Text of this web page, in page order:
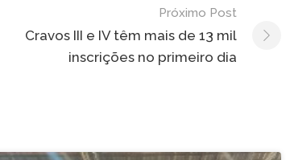
Próximo Post
Cravos III e IV têm mais de 13 mil
inscrições no primeiro dia